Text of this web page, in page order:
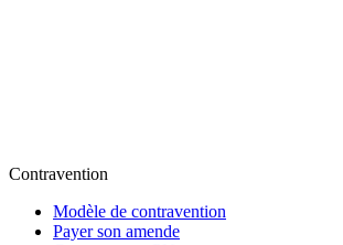
Contravention
Modèle de contravention
Payer son amende